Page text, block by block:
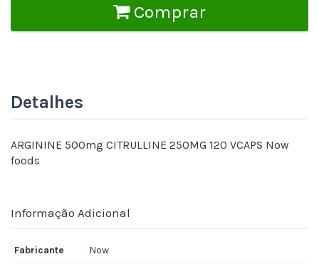
Comprar
Detalhes
ARGININE 500mg CITRULLINE 250MG 120 VCAPS Now
foods
Informação Adicional
Fabricante
Now